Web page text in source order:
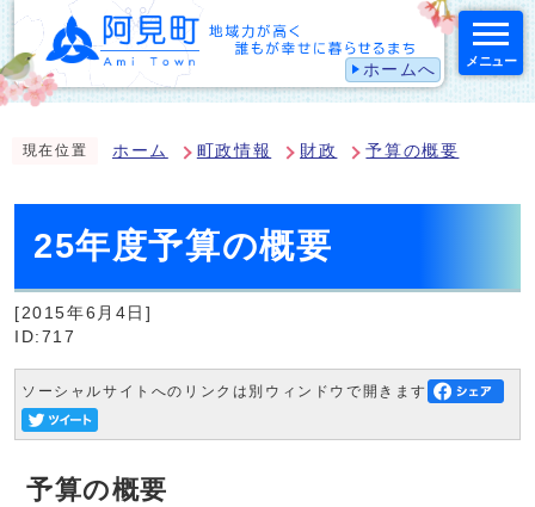
ホームへ メニュー
現在位置 ホーム 町政情報 財政 予算の概要
25年度予算の概要
[2015年6月4日]
ID:717
ソーシャルサイトへのリンクは別ウィンドウで開きます
予算の概要